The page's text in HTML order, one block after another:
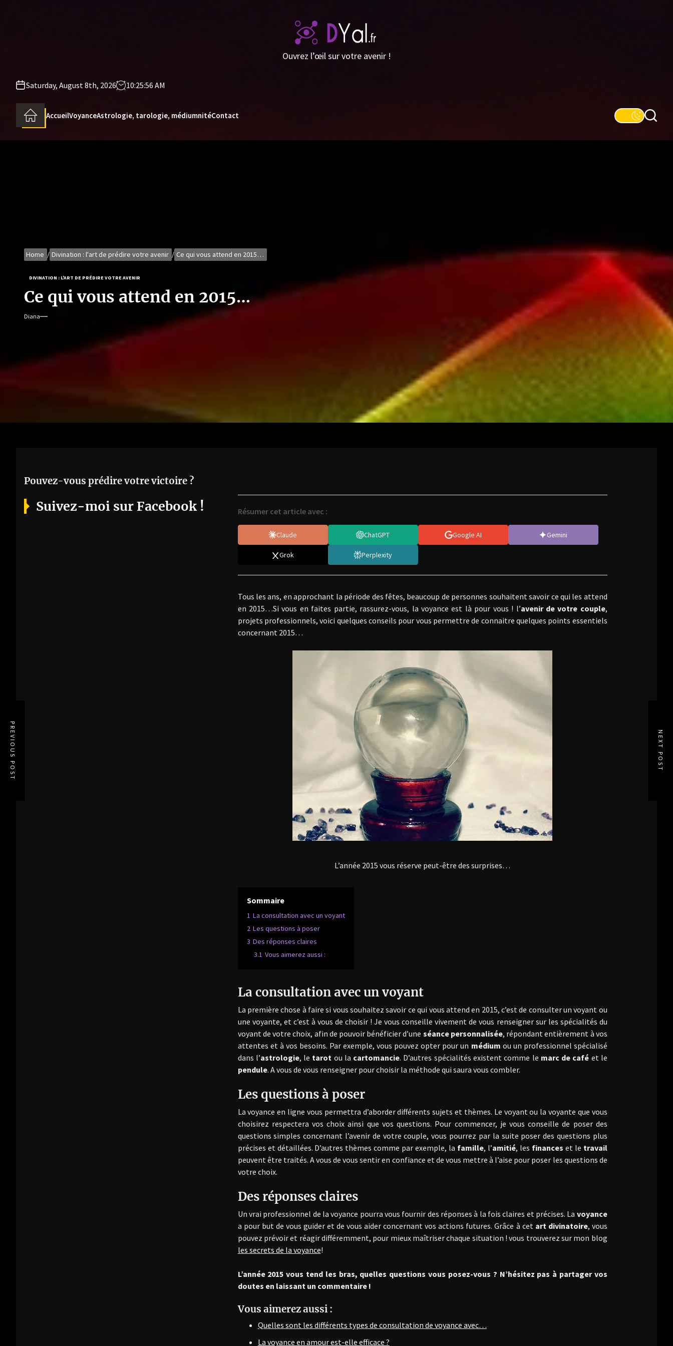
Ouvrez l’œil sur votre avenir !
Saturday, August 8th, 2026 10:25:57 AM
AccueilVoyanceAstrologie, tarologie, médiumnitéContact
Home Divination : l'art de prédire votre avenir Ce qui vous attend en 2015…
DIVINATION : L'ART DE PRÉDIRE VOTRE AVENIR
Ce qui vous attend en 2015…
Diana
Résumer cet article avec :
Claude ChatGPT Google AI Gemini
Grok Perplexity
Tous les ans, en approchant la période des fêtes, beaucoup de personnes souhaitent savoir ce qui les attend
en 2015…Si vous en faites partie, rassurez-vous, la voyance est là pour vous ! l’avenir de votre couple,
projets professionnels, voici quelques conseils pour vous permettre de connaitre quelques points essentiels
concernant 2015…
L’année 2015 vous réserve peut-être des surprises…
Sommaire
1 La consultation avec un voyant
2 Les questions à poser
3 Des réponses claires
3.1 Vous aimerez aussi :
La consultation avec un voyant
La première chose à faire si vous souhaitez savoir ce qui vous attend en 2015, c’est de consulter un voyant ou
une voyante, et c’est à vous de choisir ! Je vous conseille vivement de vous renseigner sur les spécialités du
voyant de votre choix, afin de pouvoir bénéficier d’une séance personnalisée, répondant entièrement à vos
attentes et à vos besoins. Par exemple, vous pouvez opter pour un médium ou un professionnel spécialisé
dans l’astrologie, le tarot ou la cartomancie. D’autres spécialités existent comme le marc de café et le
pendule. A vous de vous renseigner pour choisir la méthode qui saura vous combler.
Les questions à poser
La voyance en ligne vous permettra d’aborder différents sujets et thèmes. Le voyant ou la voyante que vous
choisirez respectera vos choix ainsi que vos questions. Pour commencer, je vous conseille de poser des
questions simples concernant l’avenir de votre couple, vous pourrez par la suite poser des questions plus
précises et détaillées. D’autres thèmes comme par exemple, la famille, l’amitié, les finances et le travail
peuvent être traités. A vous de vous sentir en confiance et de vous mettre à l’aise pour poser les questions de
votre choix.
Des réponses claires
Un vrai professionnel de la voyance pourra vous fournir des réponses à la fois claires et précises. La voyance
a pour but de vous guider et de vous aider concernant vos actions futures. Grâce à cet art divinatoire, vous
pouvez prévoir et réagir différemment, pour mieux maîtriser chaque situation ! vous trouverez sur mon blog
les secrets de la voyance!
L’année 2015 vous tend les bras, quelles questions vous posez-vous ? N’hésitez pas à partager vos
doutes en laissant un commentaire !
Vous aimerez aussi :
Quelles sont les différents types de consultation de voyance avec…
La voyance en amour est-elle efficace ?
PREVIOUS POST NEXT POST
Pouvez-vous prédire votre victoire ?
Suivez-moi sur Facebook !